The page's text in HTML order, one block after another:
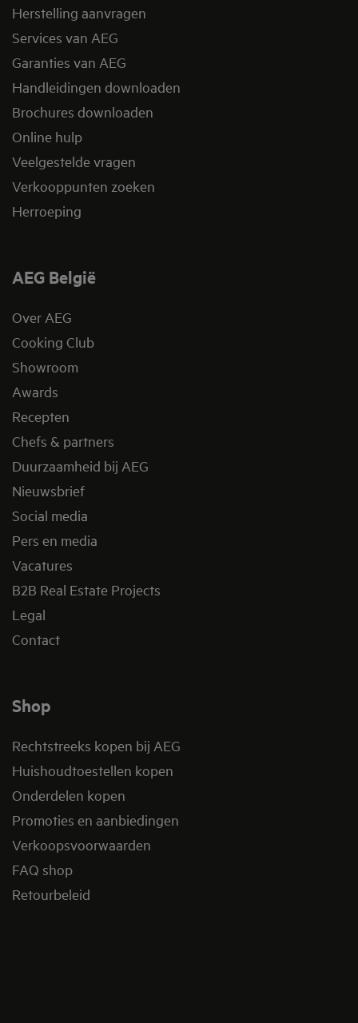
Herstelling aanvragen
Services van AEG
Garanties van AEG
Handleidingen downloaden
Brochures downloaden
Online hulp
Veelgestelde vragen
Verkooppunten zoeken
Herroeping
AEG België
Over AEG
Cooking Club
Showroom
Awards
Recepten
Chefs & partners
Duurzaamheid bij AEG
Nieuwsbrief
Social media
Pers en media
Vacatures
B2B Real Estate Projects
Legal
Contact
Shop
Rechtstreeks kopen bij AEG
Huishoudtoestellen kopen
Onderdelen kopen
Promoties en aanbiedingen
Verkoopsvoorwaarden
FAQ shop
Retourbeleid​